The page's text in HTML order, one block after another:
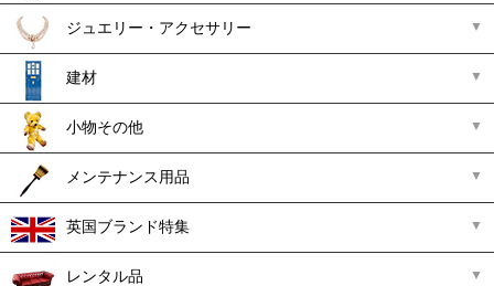
ジュエリー・アクセサリー
建材
小物その他
メンテナンス用品
英国ブランド特集
レンタル品